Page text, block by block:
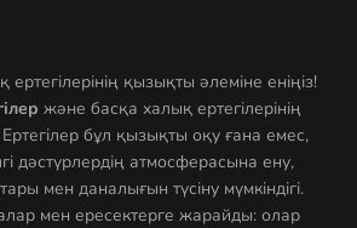
ертегілерінің қызықты әлеміне еніңіз!
және басқа халық ертегілерінің
бұл қызықты оқу ғана емес,
дәстүрлердің атмосферасына ену,
мен даналығын түсіну мүмкіндігі.
мен ересектерге жарайды: олар